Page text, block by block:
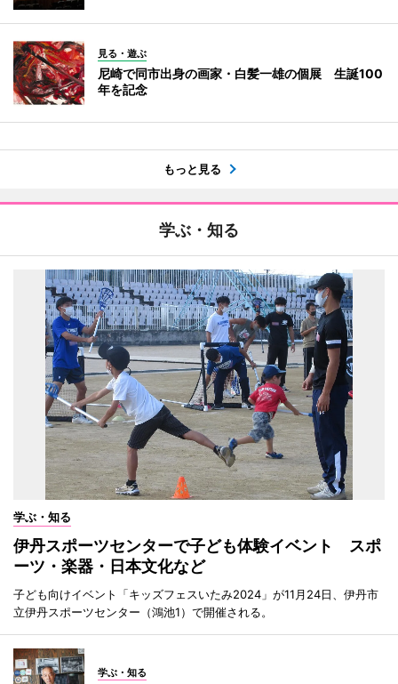
見る・遊ぶ
尼崎で同市出身の画家・白髪一雄の個展 生誕100
年を記念
もっと見る
学ぶ・知る
学ぶ・知る
伊丹スポーツセンターで子ども体験イベント スポ
ーツ・楽器・日本文化など
子ども向けイベント「キッズフェスいたみ2024」が11月24日、伊丹市
立伊丹スポーツセンター（鴻池1）で開催される。
学ぶ・知る